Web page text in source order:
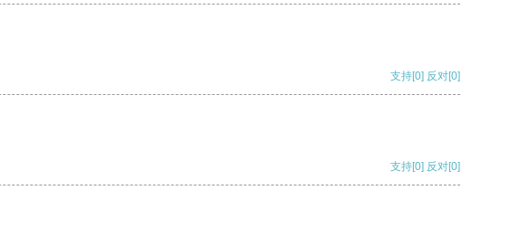
支持[0] 反对[0]
支持[0] 反对[0]